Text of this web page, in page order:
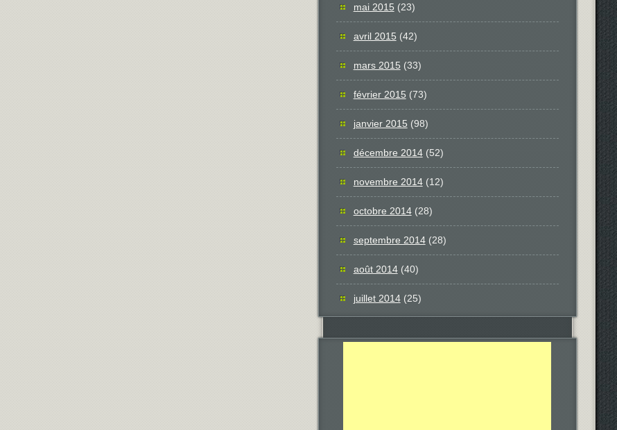
mai 2015 (23)
avril 2015(42)
mars 2015(33)
février 2015(73)
janvier 2015(98)
décembre 2014(52)
novembre 2014(12)
octobre 2014(28)
septembre 2014(28)
août 2014(40)
juillet 2014(25)